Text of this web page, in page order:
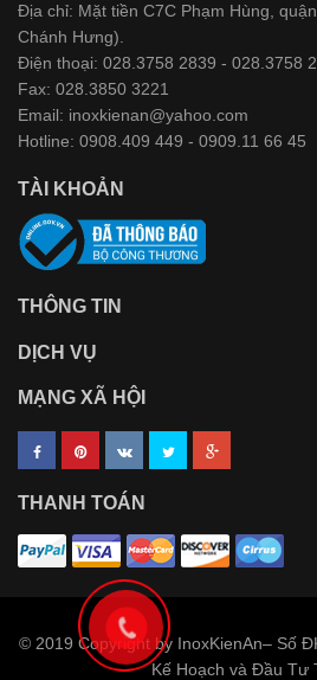
Địa chỉ: Mặt tiền C7C Phạm Hùng,
Chánh Hưng).
Điện thoại: 028.3758 2839 - 028.3758
Fax: 028.3850 3221
Email: inoxkienan@yahoo.com
Hotline: 0908.409 449 - 0909.11 66 45
TÀI KHOẢN
THÔNG TIN
DỊCH VỤ
MẠNG XÃ HỘI
THANH TOÁN
© 2019 Copyright by InoxKienAn– Số
Kế Hoạch và Đầu Tư